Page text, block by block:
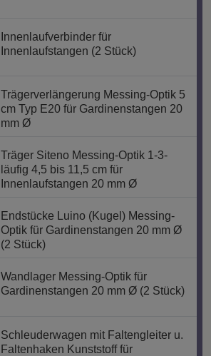
Innenlaufverbinder für
Innenlaufstangen (2 Stück)
Trägerverlängerung Messing-Optik 5
cm Typ E20 für Gardinenstangen 20
mm Ø
Träger Siteno Messing-Optik 1-3-
läufig 4,5 bis 11,5 cm für
Innenlaufstangen 20 mm Ø
Endstücke Luino (Kugel) Messing-
Optik für Gardinenstangen 20 mm Ø
(2 Stück)
Wandlager Messing-Optik für
Gardinenstangen 20 mm Ø (2 Stück)
Schleuderwagen mit Faltengleiter u.
Faltenhaken Kunststoff für